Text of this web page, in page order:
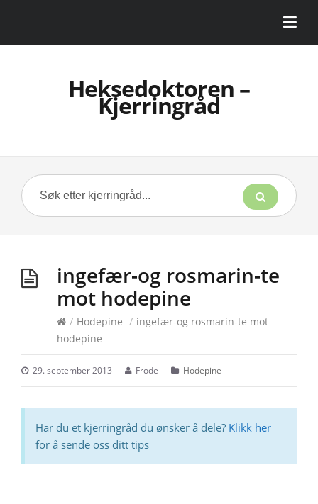
Heksedoktoren –
Kjerringråd
ingefær-og rosmarin-te
mot hodepine
/ Hodepine / ingefær-og rosmarin-te mot
hodepine
29. september 2013 Frode Hodepine
Har du et kjerringråd du ønsker å dele? Klikk her
for å sende oss ditt tips